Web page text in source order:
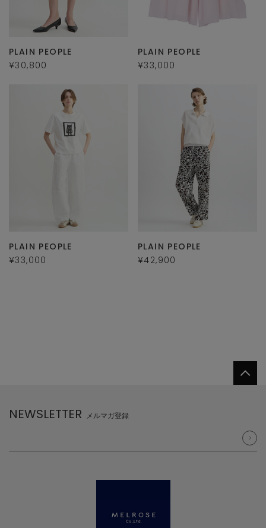
PLAIN PEOPLE
¥30,800
PLAIN PEOPLE
¥33,000
PLAIN PEOPLE
¥33,000
PLAIN PEOPLE
¥42,900
NEWSLETTER メルマガ登録